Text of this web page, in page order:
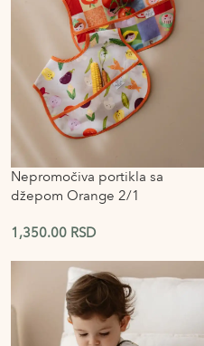
Nepromočiva portikla sa
džepom Orange 2/1
1,350.00 RSD